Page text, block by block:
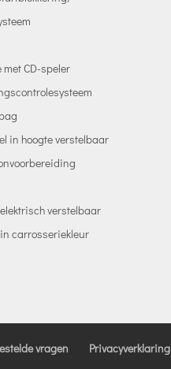
CD-speler
in hoogte verstelbaar
verstelbaar
carrosseriekleur
vragen Privacyverklaring